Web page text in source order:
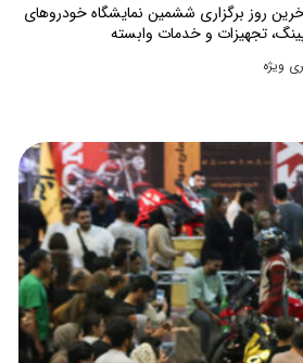
روز برگزاری ششمین نمایشگاه خودروهای
تجهیزات و خدمات وابسته
ویژه